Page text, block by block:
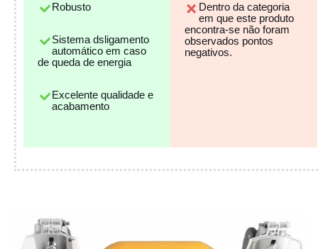
Robusto
Sistema dsligamento
automático em caso
de queda de energia
Excelente qualidade e
acabamento
Dentro da categoria
em que este produto
encontra-se não foram
observados pontos
negativos.